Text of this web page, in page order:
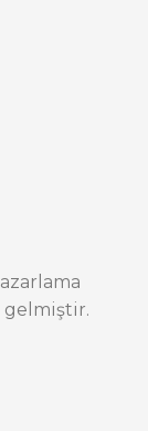
gelmiştir.